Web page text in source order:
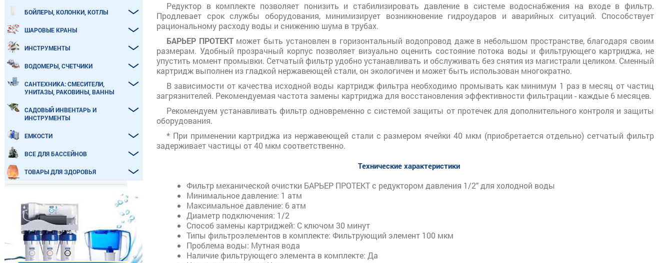
Редуктор в комплекте позволяет понизить и стабилизировать давление в системе водоснабжения на входе в фильтр.
Продлевает срок службы оборудования, минимизирует возникновение гидроударов и аварийных ситуаций. Способствует
рациональному расходу воды и снижению шума в трубах.
БАРЬЕР ПРОТЕКТможет быть установлен в горизонтальный водопровод даже в небольшом пространстве, благодаря своим
размерам. Удобный прозрачный корпус позволяет визуально оценить состояние потока воды и фильтрующего картриджа, не
упустить момент промывки. Сетчатый фильтр удобно устанавливать и обслуживать без снятия из магистрали целиком. Сменный
картридж выполнен из гладкой нержавеющей стали, он экологичен и может быть использован многократно.
В зависимости от качества исходной воды картридж фильтра необходимо промывать как минимум 1 раз в месяц от частиц
загрязнителей. Рекомендуемая частота замены картриджа для восстановления эффективности фильтрации - каждые 6 месяцев.
Рекомендуем устанавливать фильтр одновременно с системой защиты от протечек для дополнительного контроля и защиты
оборудования.
* При применении картриджа из нержавеющей стали с размером ячейки 40 мкм (приобретается отдельно) сетчатый фильтр
задерживает частицы от 40 мкм соответственно.
Технические характеристики
Фильтр механической очистки БАРЬЕР ПРОТЕКТ с редуктором давления 1/2" для холодной воды
Минимальное давление: 1 атм
Максимальное давление: 6 атм
Диаметр подключения: 1/2
Способ замены картриджей: С ключом 30 минут
Типы фильтроэлементов в комплекте: Фильтрующий элемент 100 мкм
Проблема воды: Мутная вода
Наличие фильтрующего элемента в комплекте: Да
БОЙЛЕРЫ, КОЛОНКИ, КОТЛЫ
ШАРОВЫЕ КРАНЫ
ИНСТРУМЕНТЫ
ВОДОМЕРЫ, СЧЕТЧИКИ
САНТЕХНИКА: СМЕСИТЕЛИ,
УНИТАЗЫ, РАКОВИНЫ, ВАННЫ
САДОВЫЙ ИНВЕНТАРЬ И
ИНСТРУМЕНТЫ
ЕМКОСТИ
ВСЕ ДЛЯ БАССЕЙНОВ
ТОВАРЫ ДЛЯ ЗДОРОВЬЯ